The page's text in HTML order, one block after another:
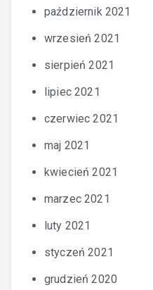
październik 2021
wrzesień 2021
sierpień 2021
lipiec 2021
czerwiec 2021
maj 2021
kwiecień 2021
marzec 2021
luty 2021
styczeń 2021
grudzień 2020